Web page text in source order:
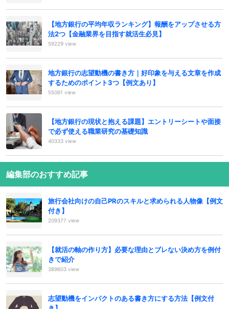
【地方銀行の平均年収ランキング】報酬をアップさせる方
法2つ【金融業界を目指す就活生必見】
59229 view
地方銀行の志望動機の書き方｜好印象を与える文章を作成
するためのポイント3つ【例文あり】
55061 view
【地方銀行の現状と抱える課題】エントリーシートや面接
で必ず使える職業研究の基礎知識
40333 view
編集部のおすすめ記事
旅行会社向けの自己PRのスキルと求められる人物像【例文
付き】
209377 view
【就活の軸の作り方】必要な理由とブレない決め方を例付
きで紹介
389603 view
志望動機をインパクトのある書き方にする方法【例文付